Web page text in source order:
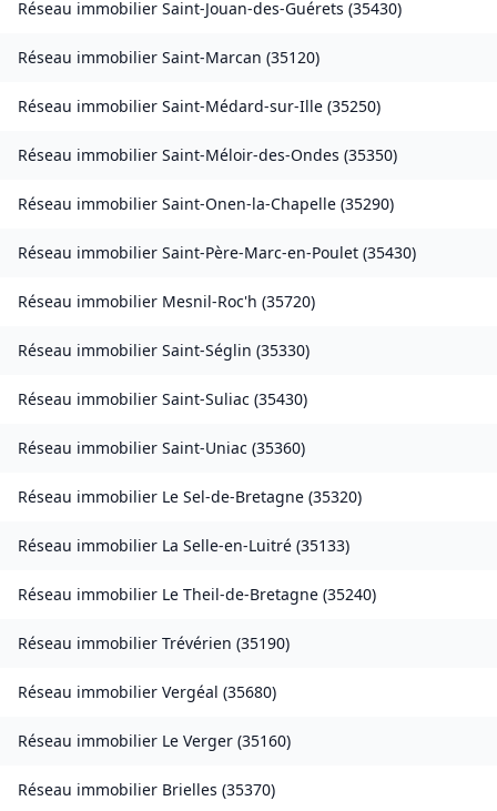
Réseau immobilier Saint-Jouan-des-Guérets (35430)
Réseau immobilier Saint-Marcan (35120)
Réseau immobilier Saint-Médard-sur-Ille (35250)
Réseau immobilier Saint-Méloir-des-Ondes (35350)
Réseau immobilier Saint-Onen-la-Chapelle (35290)
Réseau immobilier Saint-Père-Marc-en-Poulet (35430)
Réseau immobilier Mesnil-Roc'h (35720)
Réseau immobilier Saint-Séglin (35330)
Réseau immobilier Saint-Suliac (35430)
Réseau immobilier Saint-Uniac (35360)
Réseau immobilier Le Sel-de-Bretagne (35320)
Réseau immobilier La Selle-en-Luitré (35133)
Réseau immobilier Le Theil-de-Bretagne (35240)
Réseau immobilier Trévérien (35190)
Réseau immobilier Vergéal (35680)
Réseau immobilier Le Verger (35160)
Réseau immobilier Brielles (35370)